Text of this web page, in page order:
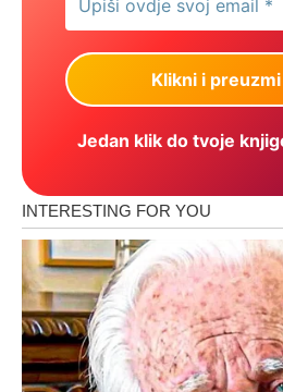
Jedan klik do tvoje